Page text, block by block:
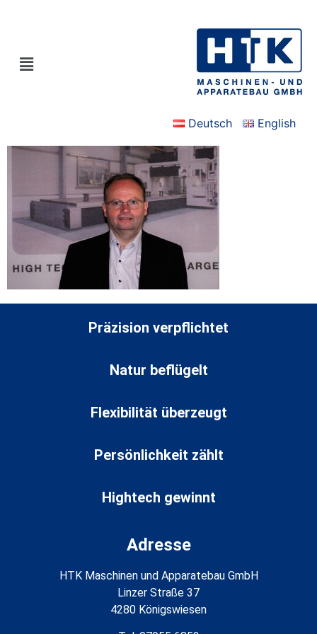
Deutsch English
Präzision verpflichtet
Natur beflügelt
Flexibilität überzeugt
Persönlichkeit zählt
Hightech gewinnt
Adresse
HTK Maschinen und Apparatebau GmbH
Linzer Straße 37
4280 Königswiesen